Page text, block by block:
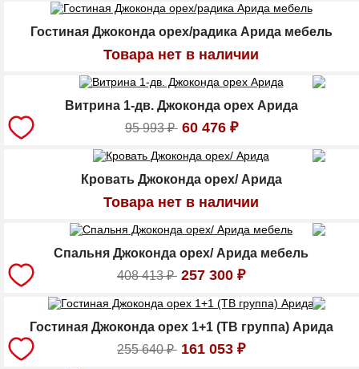
Гостиная Джоконда орех/радика Арида мебель
Товара нет в наличии
Витрина 1-дв. Джоконда орех Арида
95 993₽ 60 476 ₽
Кровать Джоконда орех/ Арида
Товара нет в наличии
Спальня Джоконда орех/ Арида мебель
408 413₽ 257 300 ₽
Гостиная Джоконда орех 1+1 (ТВ группа) Арида
255 640₽ 161 053 ₽